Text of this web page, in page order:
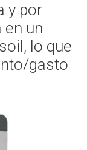
y por
en un
lo que
gasto